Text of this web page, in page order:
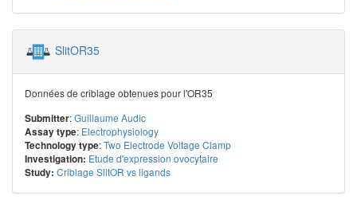
SlitOR35
Données de criblage obtenues pour l'OR35
Submitter:Guillaume Audic
Assay type: Electrophysiology
Technology type:Two Electrode Voltage Clamp
Investigation: Etude d'expression ovocytaire
Study: Criblage SlitOR vs ligands